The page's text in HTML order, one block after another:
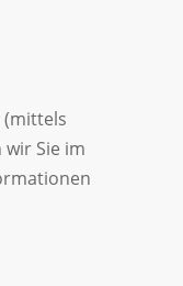
(mittels
Sie im